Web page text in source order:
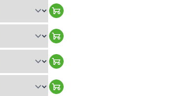
Warenkorb hinzufügen
Warenkorb hinzufügen
Warenkorb hinzufügen
Warenkorb hinzufügen